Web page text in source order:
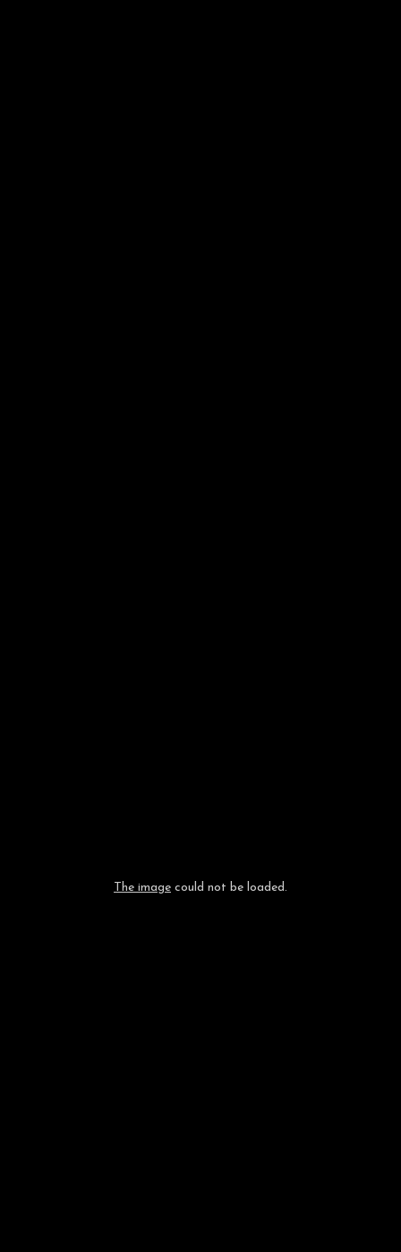
The image could not be loaded.